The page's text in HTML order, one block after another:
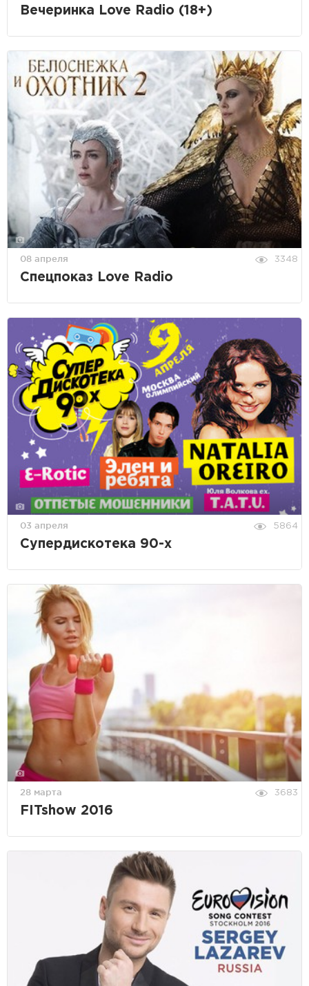
Вечеринка Love Radio (18+)
08 апреля 3348
Спецпоказ Love Radio
03 апреля 5864
Супердискотека 90-х
28 марта 3683
FITshow 2016